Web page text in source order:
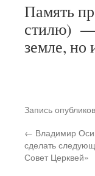
Память
стилю) —
земле, но
Запись
← Владимир
сделать
Совет Церквей»